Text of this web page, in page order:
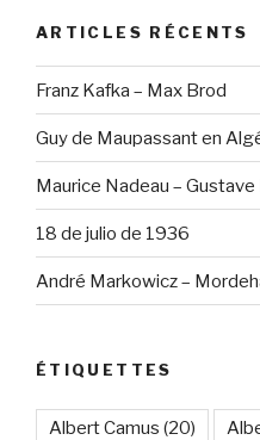
ARTICLES RÉCENTS
Franz Kafka – Max Brod
Guy de Maupassant en
Maurice Nadeau –
18 de julio de 1936
André Markowicz –
ÉTIQUETTES
Albert Camus (20)